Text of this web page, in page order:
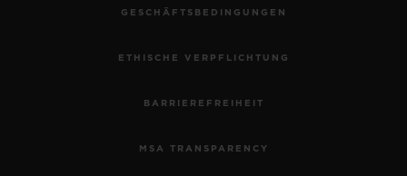
GESCHÄFTSBEDINGUNGEN
ETHISCHE VERPFLICHTUNG
BARRIEREFREIHEIT
MSA TRANSPARENCY